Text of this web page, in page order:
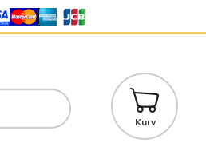
Kurv